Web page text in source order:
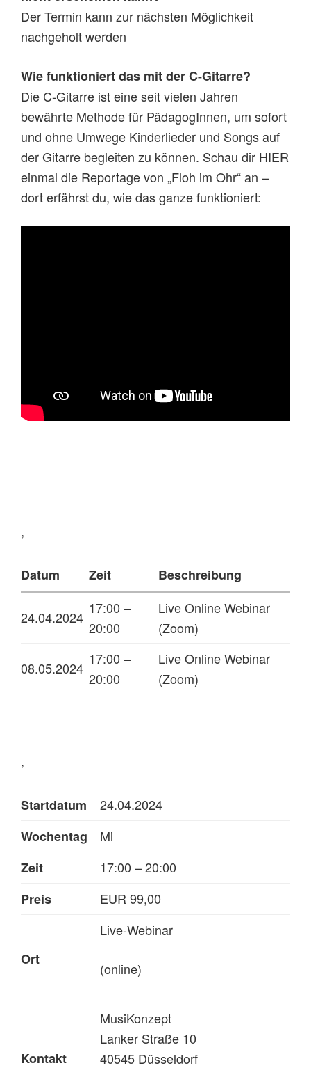
Der Termin kann zur nächsten Möglichkeit
nachgeholt werden
Wie funktioniert das mit der C-Gitarre?
Die C-Gitarre ist eine seit vielen Jahren
bewährte Methode für PädagogInnen, um sofort
und ohne Umwege Kinderlieder und Songs auf
der Gitarre begleiten zu können. Schau dir HIER
einmal die Reportage von „Floh im Ohr“ an –
dort erfährst du, wie das ganze funktioniert:
,
Datum Zeit Beschreibung
24.04.2024
17:00 –
20:00
Live Online Webinar
(Zoom)
08.05.2024
17:00 –
20:00
Live Online Webinar
(Zoom)
,
Startdatum
24.04.2024
Wochentag
Mi
Zeit
17:00 – 20:00
Preis
EUR 99,00
Ort
Live-Webinar
(online)
Kontakt
MusiKonzept
Lanker Straße 10
40545 Düsseldorf